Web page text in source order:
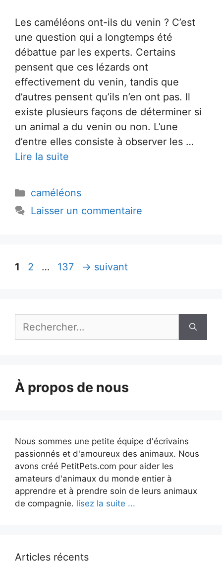
Les caméléons ont-ils du venin ? C’est
une question qui a longtemps été
débattue par les experts. Certains
pensent que ces lézards ont
effectivement du venin, tandis que
d’autres pensent qu’ils n’en ont pas. Il
existe plusieurs façons de déterminer si
un animal a du venin ou non. L’une
d’entre elles consiste à observer les …
Lire la suite
Catégories
caméléons
Laisser un commentaire
Page
1 Page
2 … Page
137 → suivant
À propos de nous
Nous sommes une petite équipe d'écrivains
passionnés et d'amoureux des animaux. Nous
avons créé PetitPets.com pour aider les
amateurs d'animaux du monde entier à
apprendre et à prendre soin de leurs animaux
de compagnie. lisez la suite ...
Articles récents